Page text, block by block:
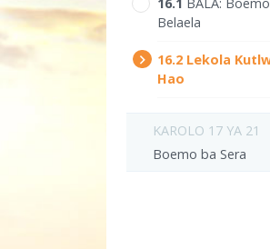
Belaela
16.‎2 Lekola
Hao
KAROLO 17 YA 21
Boemo ba Sera